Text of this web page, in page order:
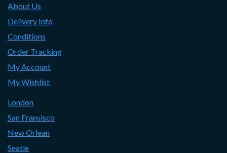
About Us
Delivery Info
Conditions
Order Tracking
My Account
My Wishlist
London
San Fransisco
New Orlean
Seatle